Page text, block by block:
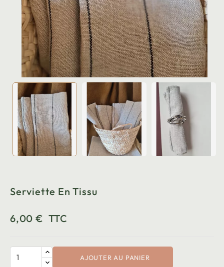
Serviette En Tissu
6,00 € TTC
AJOUTER AU PANIER